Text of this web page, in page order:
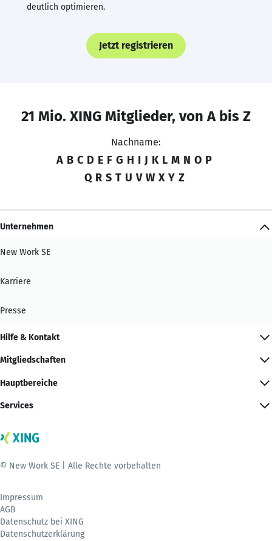
deutlich optimieren.
Jetzt registrieren
21 Mio. XING Mitglieder, von A bis Z
Nachname:
A B C D E F G H I J K L M N O P
Q R S T U V W X Y Z
Unternehmen
New Work SE
Karriere
Presse
Hilfe & Kontakt
Mitgliedschaften
Hauptbereiche
Services
© New Work SE | Alle Rechte vorbehalten
Impressum
AGB
Datenschutz bei XING
Datenschutzerklärung